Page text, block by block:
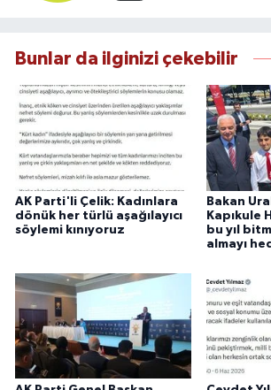
Bunlar da ilginizi çekebilir
AK Parti'li Çelik: Kadınlara
dönük her türlü aşağılayıcı
söylemi kınıyoruz
Bakan
Kapıkule
bu yıl
almayı